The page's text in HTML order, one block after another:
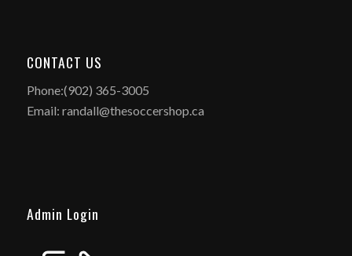
CONTACT US
Phone:(902) 365-3005
Email: randall@thesoccershop.ca
Admin Login